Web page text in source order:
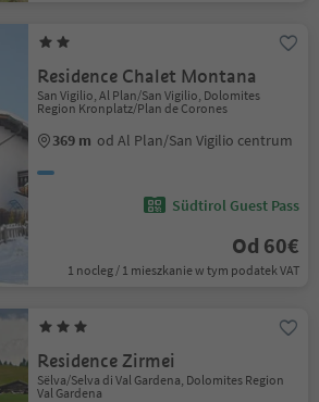
Residence Chalet Montana
San Vigilio, Al Plan/San Vigilio, Dolomites
Region Kronplatz/Plan de Corones
369 m od Al Plan/San Vigilio centrum
Südtirol Guest Pass
Od 60€
1 nocleg / 1 mieszkanie w tym podatek VAT
Residence Zirmei
Sëlva/Selva di Val Gardena, Dolomites Region
Val Gardena